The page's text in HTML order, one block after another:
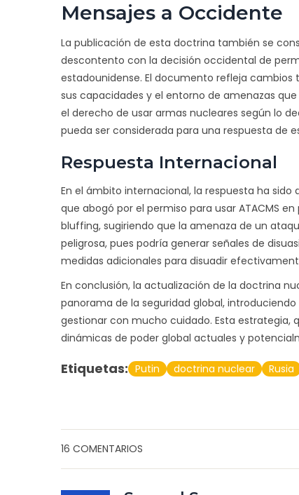
Mensajes a Occidente
La publicación de esta doctrina también se
descontento con la decisión occidental de
estadounidense. El documento refleja cambios
sus capacidades y el entorno de amenazas
el derecho de usar armas nucleares según lo
pueda ser considerada para una respuesta de
Respuesta Internacional
En el ámbito internacional, la respuesta ha
que abogó por el permiso para usar ATACMS
bluffing, sugiriendo que la amenaza de un
peligrosa, pues podría generar señales de
medidas adicionales para disuadir
En conclusión, la actualización de la doctrina
panorama de la seguridad global,
gestionar con mucho cuidado. Esta
dinámicas de poder global actuales y
Etiquetas: Putin doctrina nuclear Rusia
16 COMENTARIOS